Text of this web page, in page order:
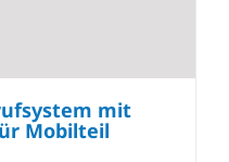
mit
Mobilteil